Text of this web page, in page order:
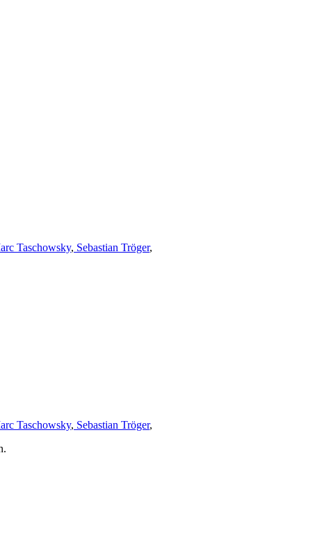
Taschowsky, Sebastian Tröger,
Taschowsky, Sebastian Tröger,